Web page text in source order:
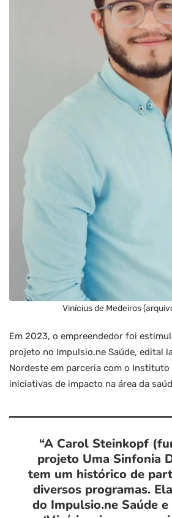
Vinícius de Medeiros
Em 2023, o empreendedor foi
projeto no Impulsio.ne Saúde, edital
Nordeste em parceria com o Instituto
iniciativas de impacto na área da
“A Carol Steinkopf
projeto Uma Sinfonia
tem um histórico de
diversos programas.
do Impulsio.ne Saúde